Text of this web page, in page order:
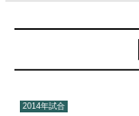
2014年試合